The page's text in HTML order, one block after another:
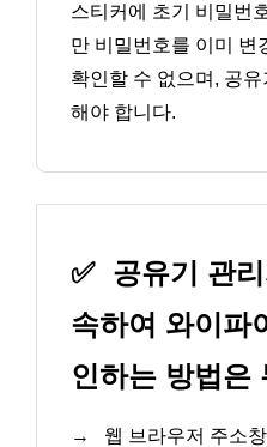
스티커에 초기 비밀번
만 비밀번호를 이미 변
확인할 수 없으며, 공
해야 합니다.
✅ 공유기 관
속하여 와이파
인하는 방법은
→
웹 브라우저 주소